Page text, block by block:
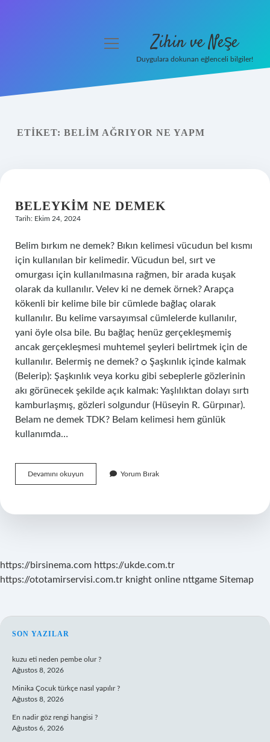
Yasal Uyarı
menüyü
Zihin ve Neşe
Duygulara dokunan eğlenceli bilgiler!
ETIKET: BELIM AĞRIYOR NE YAPM
BELEYKIM NE DEMEK
Tarih: Ekim 24, 2024
Belim bırkım ne demek? Bıkın kelimesi vücudun bel kısmı
için kullanılan bir kelimedir. Vücudun bel, sırt ve
omurgası için kullanılmasına rağmen, bir arada kuşak
olarak da kullanılır. Velev ki ne demek örnek? Arapça
kökenli bir kelime bile bir cümlede bağlaç olarak
kullanılır. Bu kelime varsayımsal cümlelerde kullanılır,
yani öyle olsa bile. Bu bağlaç henüz gerçekleşmemiş
ancak gerçekleşmesi muhtemel şeyleri belirtmek için de
kullanılır. Belermiş ne demek? ѻ Şaşkınlık içinde kalmak
(Belerip): Şaşkınlık veya korku gibi sebeplerle gözlerinin
akı görünecek şekilde açık kalmak: Yaşlılıktan dolayı sırtı
kamburlaşmış, gözleri solgundur (Hüseyin R. Gürpınar).
Belam ne demek TDK? Belam kelimesi hem günlük
kullanımda…
Devamını okuyun Beleykim
Ne
Yorum Bırak
https://birsinema.com https://ukde.com.tr
https://ototamirservisi.com.tr knight online nttgame Sitemap
SIDEBAR
SON YAZILAR
kuzu eti neden pembe olur ?
Ağustos 8, 2026
Minika Çocuk türkçe nasıl yapılır ?
Ağustos 8, 2026
En nadir göz rengi hangisi ?
Ağustos 6, 2026